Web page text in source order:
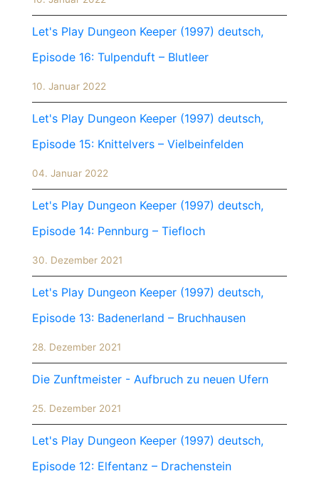
Let's Play Dungeon Keeper (1997) deutsch,
Episode 16: Tulpenduft – Blutleer
10. Januar 2022
Let's Play Dungeon Keeper (1997) deutsch,
Episode 15: Knittelvers – Vielbeinfelden
04. Januar 2022
Let's Play Dungeon Keeper (1997) deutsch,
Episode 14: Pennburg – Tiefloch
30. Dezember 2021
Let's Play Dungeon Keeper (1997) deutsch,
Episode 13: Badenerland – Bruchhausen
28. Dezember 2021
Die Zunftmeister - Aufbruch zu neuen Ufern
25. Dezember 2021
Let's Play Dungeon Keeper (1997) deutsch,
Episode 12: Elfentanz – Drachenstein